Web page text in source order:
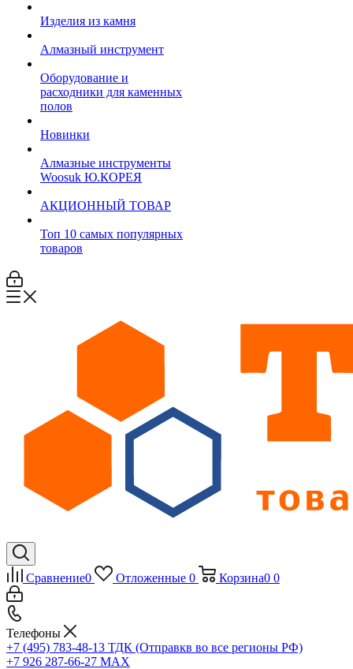
Изделия из камня
Алмазный инструмент
Оборудование и
расходники для каменных
полов
Новинки
Алмазные инструменты
Woosuk Ю.КОРЕЯ
АКЦИОННЫЙ ТОВАР
Топ 10 самых популярных
товаров
Сравнение0 Отложенные 0 Корзина0 0
Телефоны
+7 (495) 783-48-13 ТДК (Отправкв во все регионы РФ)
+7 926 287-66-27 МАХ